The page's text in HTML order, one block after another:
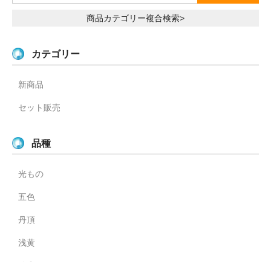
商品カテゴリー複合検索>
カテゴリー
新商品
セット販売
品種
光もの
五色
丹頂
浅黄